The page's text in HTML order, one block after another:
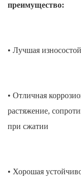
преимущество:
• Лучшая
• Отличная
растяжение,
при сжатии
• Хорошая